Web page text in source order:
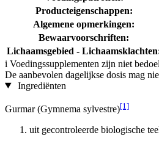
Producteigenschappen:
Algemene opmerkingen:
Bewaarvoorschriften:
Lichaamsgebied -
i Voedingssupplementen zijn niet
De aanbevolen dagelijkse dosis mag
Ingrediënten
Gurmar (Gymnema sylvestre)[1]
uit gecontroleerde biologische